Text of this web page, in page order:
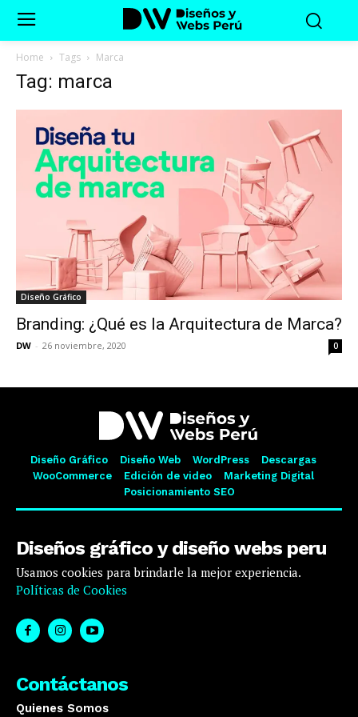
Home Tags Marca
Tag: marca
Diseño Gráfico
Branding: ¿Qué es la Arquitectura de Marca?
DW - 26 noviembre, 2020 0
Diseño Gráfico Diseño Web WordPress
Descargas
WooCommerce
Edición de video
Marketing Digital
Posicionamiento SEO
Diseños gráfico y diseño webs peru
Usamos cookies para brindarle la mejor experiencia.
Políticas de Cookies
Contáctanos
Quienes Somos